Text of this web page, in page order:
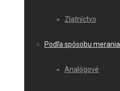
Zlatníctvo
Podľa spôsobu merania
Analógové